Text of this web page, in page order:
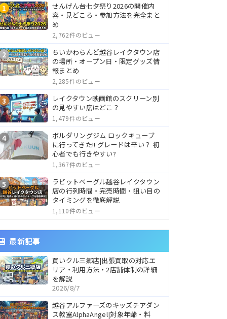
1
せんげん台七夕祭り2026の開催内
容・見どころ・参加方法を完全まと
め
2,762件のビュー
2
ちいかわらんど越谷レイクタウン店
の場所・オープン日・限定グッズ情
報まとめ
2,285件のビュー
3
レイクタウン映画館のスクリーン別
の見やすい席はどこ？
1,479件のビュー
4
ボルダリングジム ロックキューブ
に行ってきた!! グレードは辛い？ 初
心者でも行きやすい?
1,367件のビュー
5
ラビットベーグル越谷レイクタウン
店の行列時間・完売時間・狙い目の
タイミングを徹底解説
1,110件のビュー
最新記事
買いクル三郷店|出張買取の対応エ
リア・利用方法・2店舗体制の詳細
を解説
2026/8/7
越谷アルファーズのキッズチアダン
ス教室AlphaAngel|対象年齢・料